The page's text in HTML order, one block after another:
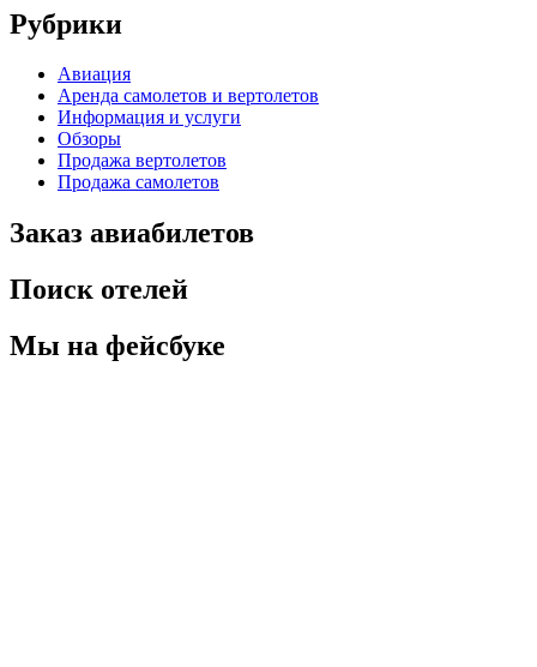
Рубрики
Авиация
Аренда самолетов и вертолетов
Информация и услуги
Обзоры
Продажа вертолетов
Продажа самолетов
Заказ авиабилетов
Поиск отелей
Мы на фейсбуке